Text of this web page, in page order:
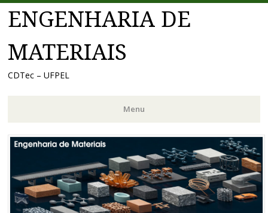
ENGENHARIA DE
MATERIAIS
CDTec – UFPEL
Menu
Pular
conteúdo